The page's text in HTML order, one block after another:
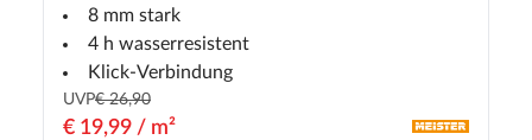
8 mm stark
4 h wasserresistent
Klick-Verbindung
UVP€ 26,90
€ 19,99 / m²